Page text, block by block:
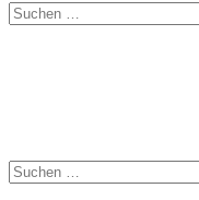
Suchen
nach:
Suchen
nach: